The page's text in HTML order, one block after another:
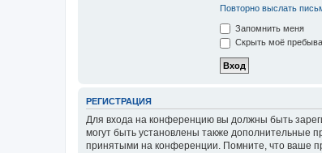
Повторно выслать
Запомнить меня
Скрыть моё
РЕГИСТРАЦИЯ
Для входа на конференцию вы должны быть
могут быть установлены также дополнительные
принятыми на конференции. Помните, что ваше